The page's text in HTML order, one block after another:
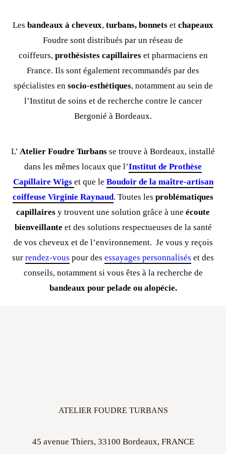
Les bandeaux à cheveux, turbans, bonnets et chapeaux
Foudre sont distribués par un réseau de
coiffeurs, prothésistes capillaireset pharmaciens en
France. Ils sont également recommandés par des
spécialistes en socio-esthétiques, notamment au sein de
l’Institut de soins et de recherche contre le cancer
Bergonié à Bordeaux.
L’ Atelier Foudre Turbans se trouve à Bordeaux, installé
dans les mêmes locaux que l’Institut de Prothèse
Capillaire Wigs et que le Boudoir de la maître-artisan
coiffeuse Virginie Raynaud. Toutes les problématiques
capillaires y trouvent une solution grâce à une écoute
bienveillante et des solutions respectueuses de la santé
de vos cheveux et de l’environnement. Je vous y reçois
sur rendez-vous pour des essayages personnalisés et des
conseils, notamment si vous êtes à la recherche de
bandeaux pour pelade ou alopécie.
ATELIER FOUDRE TURBANS
45 avenue Thiers, 33100 Bordeaux, FRANCE